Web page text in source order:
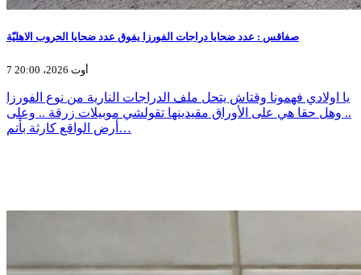
صفاقس : عدد ضحايا دراجات الفورزا يفوق عدد ضحايا الحروب الاهليّة
7 أوت 2026، 20:00
يا اولادي فهمونا وقتاش يتحل ملف الدراجات النارية من نوع الفورزا
.. وهل حقا هي على الأوراق مقيدينها تقولشي موبيلات زرقة .. وعلى
أرض الواقع كارثة بأتم…